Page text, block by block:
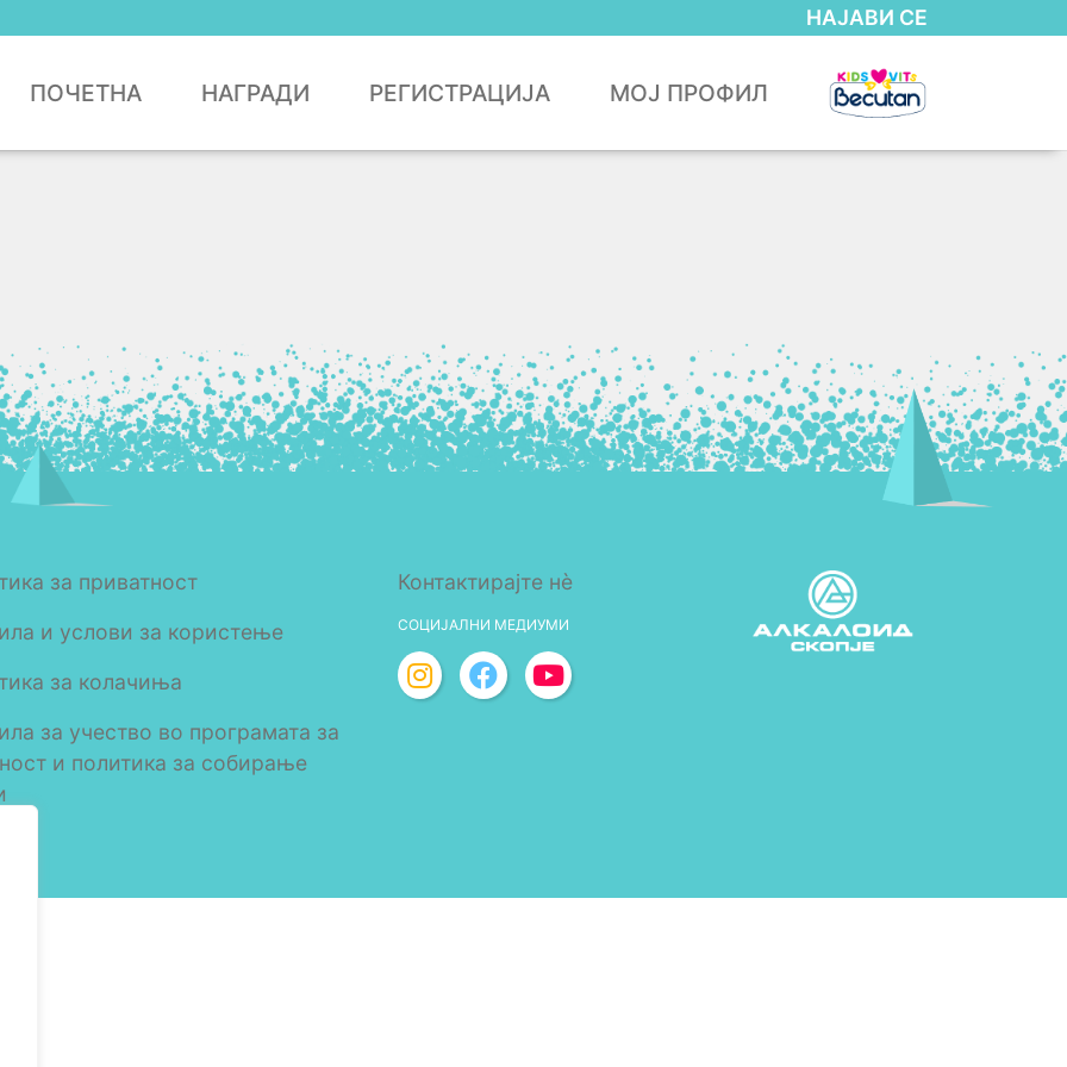
НАЈАВИ СЕ
ПОЧЕТНА НАГРАДИ РЕГИСТРАЦИЈА МОЈ ПРОФИЛ
за приватност
и услови за користење
за колачиња
за учество во програмата за
и политика за собирање
Контактирајте нè
СОЦИЈАЛНИ МЕДИУМИ